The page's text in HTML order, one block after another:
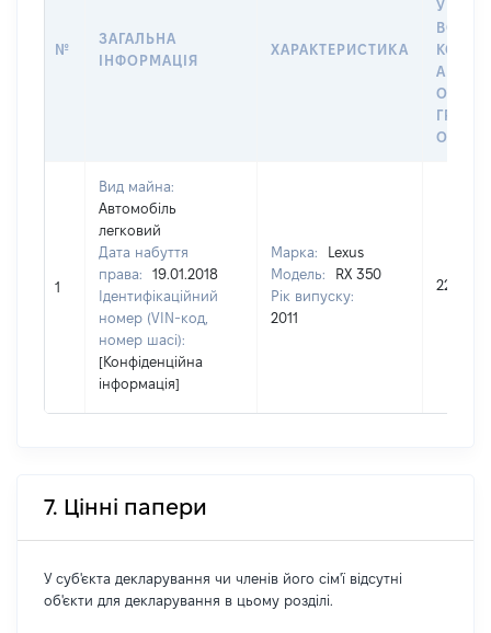
№
ЗАГАЛЬНА
ІНФОРМАЦІЯ
ХАРАКТЕРИСТИКА
У
АБО
1
Вид майна:
Автомобіль
легковий
Дата набуття
права:
19.01.2018
Ідентифікаційний
номер (VIN-код,
номер шасі):
[Конфіденційна
інформація]
Марка:
Lexus
Модель:
RX 350
Рік випуску:
2011
220000
7. Цінні папери
У суб'єкта декларування чи членів його сім'ї відсутні
об'єкти для декларування в цьому розділі.